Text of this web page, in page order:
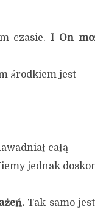
czasie. I On
środkiem jest
całą
jednak
Tak samo jest